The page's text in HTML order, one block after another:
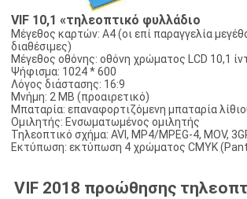
VIF 10,1 «τηλεοπτικό φυλλάδιο
Μέγεθος καρτών: A4 (οι επί παραγγελία
διαθέσιμες)
Μέγεθος οθόνης: οθόνη χρώματος LCD 10,1
Ψήφισμα: 1024 * 600
Λόγος διάστασης: 16:9
Μνήμη: 2 ΜΒ (προαιρετικό)
Μπαταρία: επαναφορτιζόμενη μπαταρία
Ομιλητής: Ενσωματωμένος ομιλητής
Τηλεοπτικό σχήμα: AVI, MP4/MPEG-4, MOV,
Εκτύπωση: εκτύπωση 4 χρώματος CMYK
VIF 2018 προώθησης